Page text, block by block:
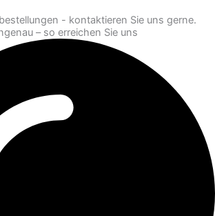
- kontaktieren Sie uns gerne.
– so erreichen Sie uns